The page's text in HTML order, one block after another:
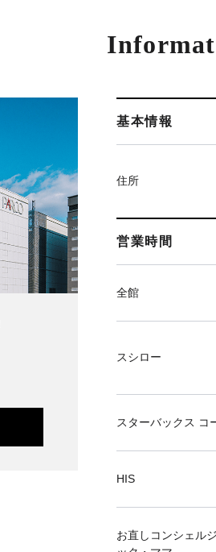
基本情報
住所
営業時間
全館
スシロー
スターバックス コ
HIS
お直しコンシェル